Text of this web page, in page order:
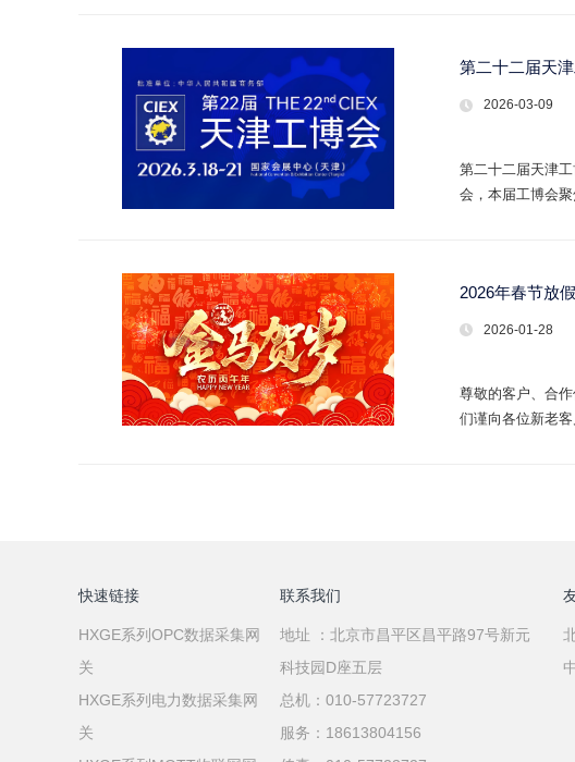
第二十二届天
2026-03-09
第二十二届天津
会，本届工博会
2026年春节放
2026-01-28
尊敬的客户、合
们谨向各位新老
快速链接
HXGE系列OPC数据采集网
关
HXGE系列电力数据采集网
关
联系我们
地址 ：北京市昌平区昌平路97号新元
科技园D座五层
总机：010-57723727
服务：18613804156